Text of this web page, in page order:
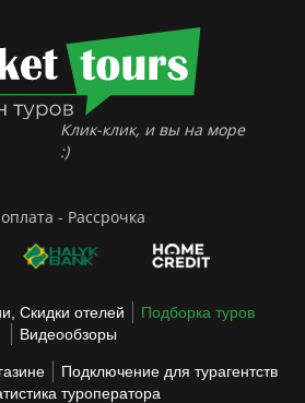
Клик-клик, и вы на море
:)
- Рассрочка
Скидки отелей
Подборка туров
Видеообзоры
Подключение для турагентств
туроператора